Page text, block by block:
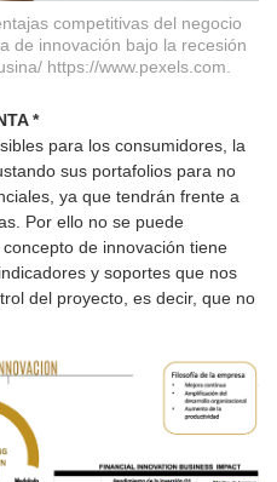
competitivas del negocio
de innovación bajo la recesión
https://www.pexels.com.
*
para los consumidores, la
sus portafolios para no
ya que tendrán frente a
Por ello no se puede
de innovación tiene
y soportes que nos
del proyecto, es decir, que no